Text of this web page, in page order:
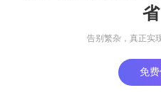
省
告别繁杂，真正实
免